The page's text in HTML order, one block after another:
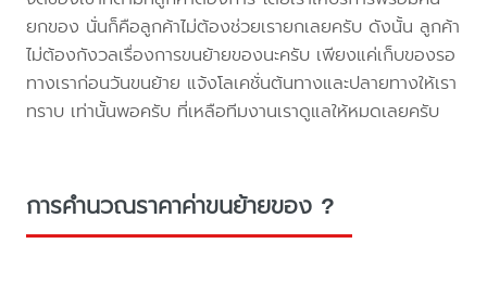
ยกของ นั่นก็คือลูกค้าไม่ต้องช่วยเรายกเลยครับ ดังนั้น ลูกค้า
ไม่ต้องกังวลเรื่องการขนย้ายของนะครับ เพียงแค่เก็บของรอ
ทางเราก่อนวันขนย้าย แจ้งโลเคชั่นต้นทางและปลายทางให้เรา
ทราบ เท่านั้นพอครับ ที่เหลือทีมงานเราดูแลให้หมดเลยครับ
การคำนวณราคาค่าขนย้ายของ ?